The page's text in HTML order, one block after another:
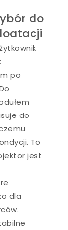
do
po
do
To
jest
dla